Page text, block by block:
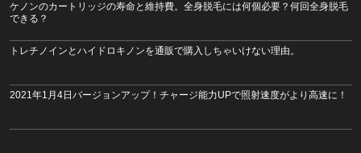
ケノンのカートリッジの寿命と維持費。全身脱毛には何個必要？何回全身脱毛
できる？
トレチノインとハイドロキノンを通販で購入しちゃいけない理由。
2021年1月4日バージョンアップ！チャージ能力UPで照射速度がより高速に！